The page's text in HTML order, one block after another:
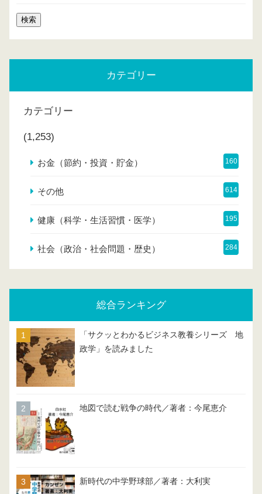
カテゴリー
カテゴリー
(1,253)
お金（節約・投資・貯金） 160
その他 614
健康（科学・生活習慣・医学） 195
社会（政治・社会問題・歴史） 284
総合ランキング
「サクッとわかるビジネス教養シリーズ 地
政学」を読みました
地図で読む戦争の時代／著者：今尾恵介
新時代の中学野球部／著者：大利実